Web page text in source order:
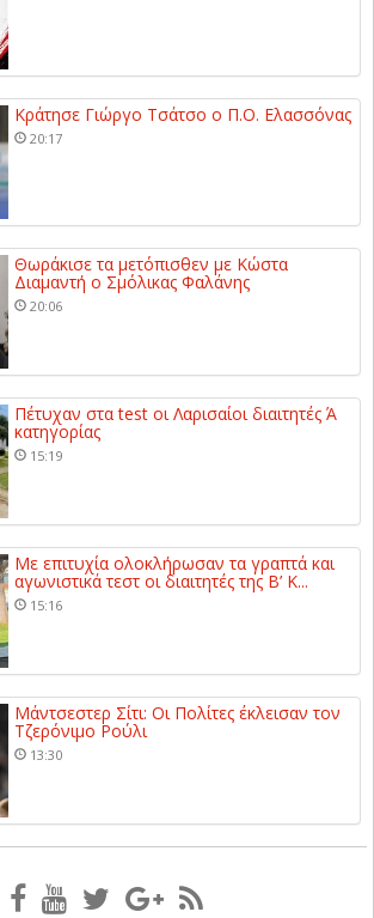
Κράτησε Γιώργο Τσάτσο ο Π.Ο. Ελασσόνας
20:17
Θωράκισε τα μετόπισθεν με Κώστα
Διαμαντή ο Σμόλικας Φαλάνης
20:06
Πέτυχαν στα test οι Λαρισαίοι διαιτητές Ά
κατηγορίας
15:19
Με επιτυχία ολοκλήρωσαν τα γραπτά και
αγωνιστικά τεστ οι διαιτητές της Β’ Κ...
15:16
Μάντσεστερ Σίτι: Οι Πολίτες έκλεισαν τον
Τζερόνιμο Ρούλι
13:30